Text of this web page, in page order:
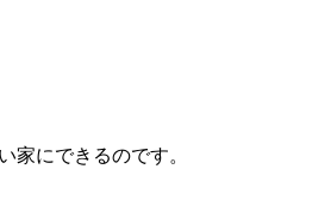
家にできるのです。